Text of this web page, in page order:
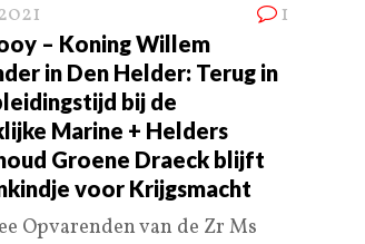
1
– Koning Willem
in Den Helder: Terug in
bij de
Marine + Helders
Groene Draeck blijft
voor Krijgsmacht
Opvarenden van de Zr Ms